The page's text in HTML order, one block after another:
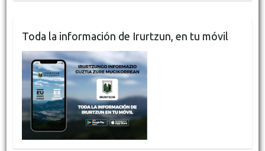
Toda la información de Irurtzun, en tu móvil